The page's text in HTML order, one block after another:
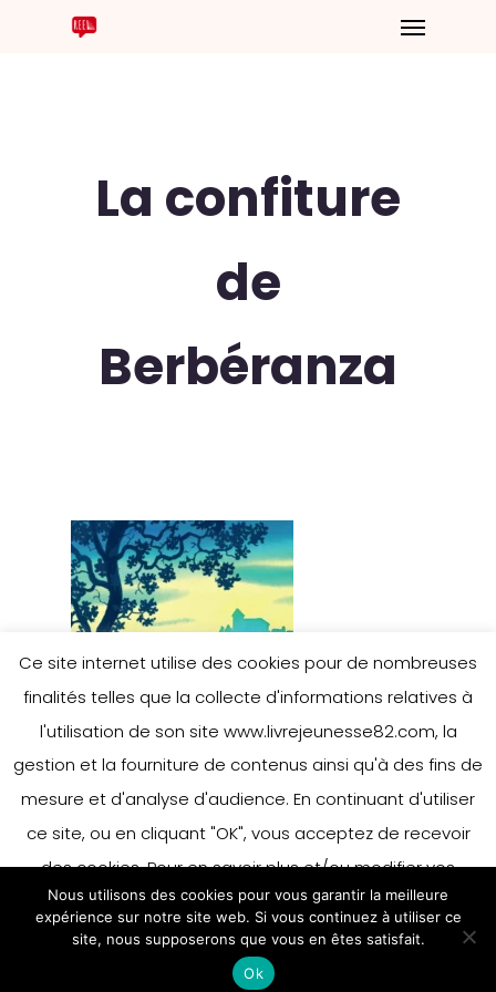
La confiture
de
Berbéranza
Ce site internet utilise des cookies pour de nombreuses
finalités telles que la collecte d'informations relatives à
l'utilisation de son site www.livrejeunesse82.com, la
gestion et la fourniture de contenus ainsi qu'à des fins de
mesure et d'analyse d'audience. En continuant d'utiliser
ce site, ou en cliquant "OK", vous acceptez de recevoir
des cookies. Pour en savoir plus et/ou modifier vos
préférences en matière de cookies, merci de vous référer
à notre politique sur les cookies.
Accepter
En savoir plus
Nous utilisons des cookies pour vous garantir la meilleure
expérience sur notre site web. Si vous continuez à utiliser ce
site, nous supposerons que vous en êtes satisfait.
Ok